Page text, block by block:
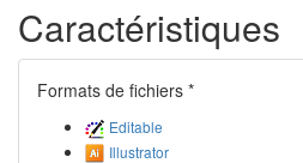
Caractéristiques
Formats de fichiers *
Editable
Illustrator